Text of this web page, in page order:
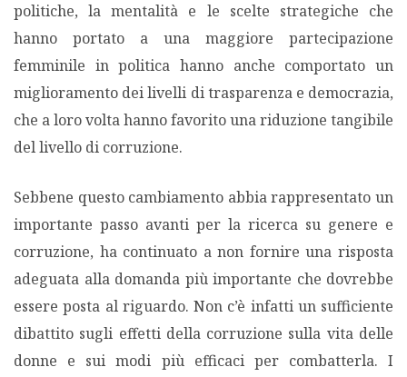
politiche, la mentalità e le scelte strategiche che
hanno portato a una maggiore partecipazione
femminile in politica hanno anche comportato un
miglioramento dei livelli di trasparenza e democrazia,
che a loro volta hanno favorito una riduzione tangibile
del livello di corruzione.
Sebbene questo cambiamento abbia rappresentato un
importante passo avanti per la ricerca su genere e
corruzione, ha continuato a non fornire una risposta
adeguata alla domanda più importante che dovrebbe
essere posta al riguardo. Non c’è infatti un sufficiente
dibattito sugli effetti della corruzione sulla vita delle
donne e sui modi più efficaci per combatterla. I